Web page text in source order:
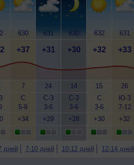
630
+37
7
С
5-9
+34
631
+31
24
С-З
3-6
+29
630
+30
14
С-З
3-6
+28
632
+32
15
С
3-6
+30
631
+33
26
Ю-З
7-12
+32
дней 7-10 дней 10-12 дней 12-14 дней